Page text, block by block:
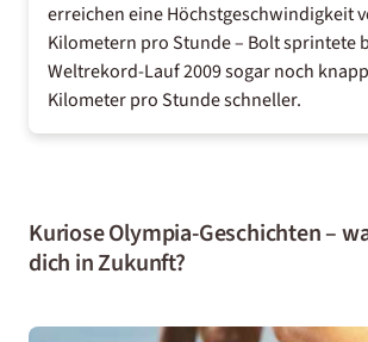
erreichen eine Höchstgeschwindigkeit
Kilometern pro Stunde – Bolt sprintete
Weltrekord-Lauf 2009 sogar noch
Kilometer pro Stunde schneller.
Kuriose Olympia-Geschichten –
dich in Zukunft?